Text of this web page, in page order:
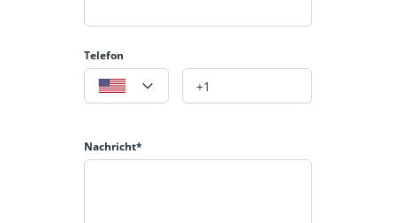
notwendig.
Wohnfläche: ca. 90 m²
Grundstück: ca. 878 m²
Verkaufspreis: 120.000 Euro +
Telefon
Nachricht*